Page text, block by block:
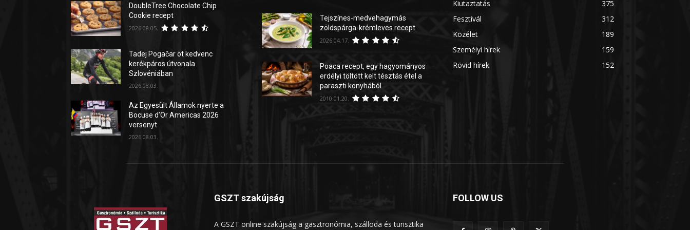
DoubleTree Chocolate Chip
Cookie recept
2026.08.05.
Tadej Pogačar öt kedvenc
kerékpáros útvonala
Szlovéniában
2026.08.03.
Az Egyesült Államok nyerte a
Bocuse d’Or Americas 2026
versenyt
2026.08.03.
Tejszínes-medvehagymás
zöldspárga-krémleves recept
2026.04.17.
Poaca recept, egy hagyományos
erdélyi töltött kelt tésztás étel a
paraszti konyhából
2010.01.20.
Kiutaztatás
375
Fesztivál
312
Közélet
189
Személyi hírek
159
Rövid hírek
152
GSZT szakújság
A GSZT online szakújság a gasztronómia, szálloda és turisztika
FOLLOW US